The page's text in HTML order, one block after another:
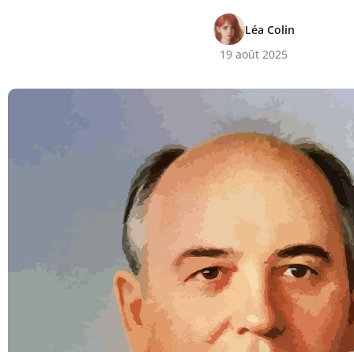
Léa Colin
19 août 2025